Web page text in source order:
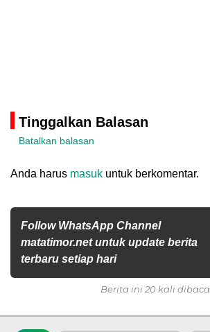
Tinggalkan Balasan
Batalkan balasan
Anda harus masuk untuk berkomentar.
Follow WhatsApp Channel
matatimor.net untuk update berita
terbaru setiap hari
Berita ini 20 kali dibaca